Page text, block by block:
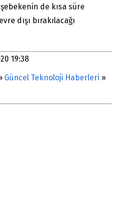
de kısa süre
dışı bırakılacağı
19:38
Güncel Teknoloji Haberleri »